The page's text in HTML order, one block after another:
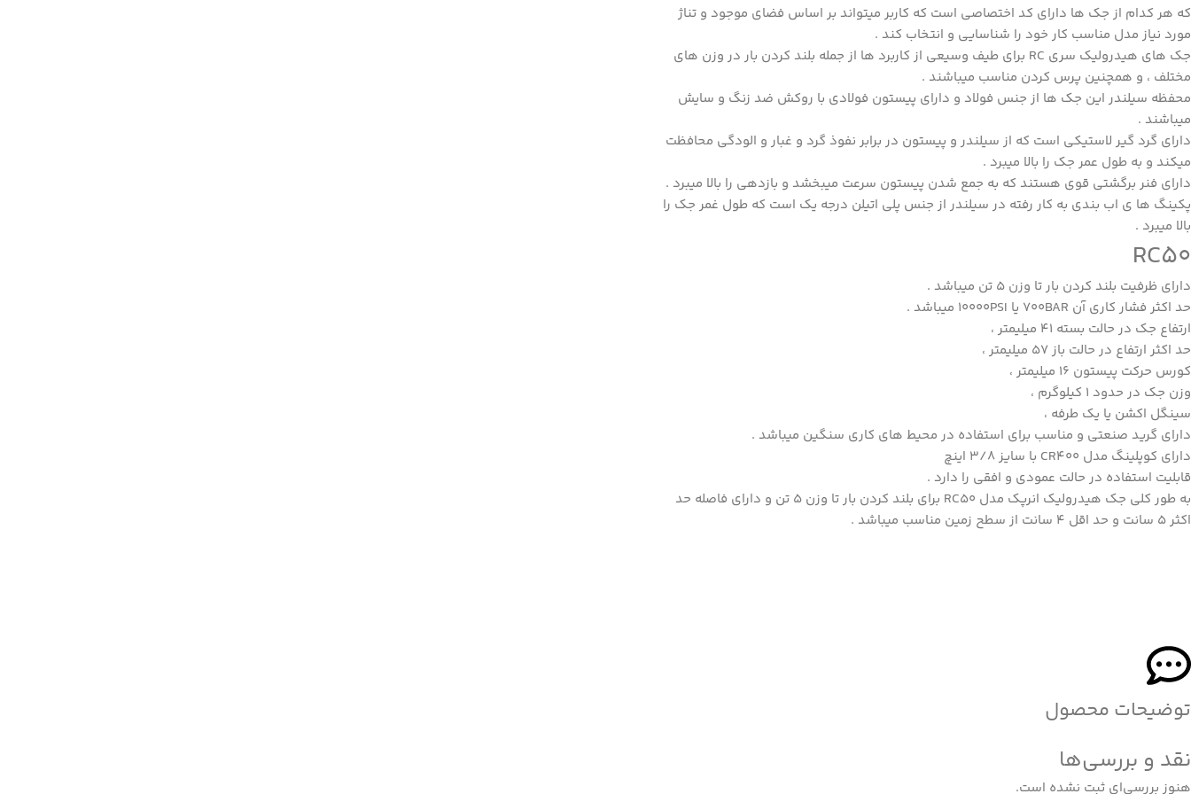
که هر کدام از جک ها دارای کد اختصاصی است که کاربر میتواند بر اساس فضای موجود و تناژ
مورد نیاز مدل مناسب کار خود را شناسایی و انتخاب کند .
جک های هیدرولیک سری RC برای طیف وسیعی از کاربرد ها از جمله بلند کردن بار در وزن های
مختلف ، و همچنین پرس کردن مناسب میباشند .
محفظه سیلندر این جک ها از جنس فولاد و دارای پیستون فولادی با روکش ضد زنگ و سایش
میباشند .
دارای گرد گیر لاستیکی است که از سیلندر و پیستون در برابر نفوذ گرد و غبار و الودگی محافظت
میکند و به طول عمر جک را بالا میبرد .
دارای فنر برگشتی قوی هستند که به جمع شدن پیستون سرعت میبخشد و بازدهی را بالا میبرد .
پکینگ ها ی اب بندی به کار رفته در سیلندر از جنس پلی اتیلن درجه یک است که طول غمر جک را
بالا میبرد .
RC50
دارای ظرفیت بلند کردن بار تا وزن 5 تن میباشد .
حد اکثر فشار کاری آن 700BAR یا 10000PSI میباشد .
ارتفاع جک در حالت بسته 41 میلیمتر ،
حد اکثر ارتفاع در حالت باز 57 میلیمتر ،
کورس حرکت پیستون 16 میلیمتر ،
وزن جک در حدود 1 کیلوگرم ،
سینگل اکشن یا یک طرفه ،
دارای گرید صنعتی و مناسب برای استفاده در محیط های کاری سنگین میباشد .
دارای کوپلینگ مدل CR400 با سایز 3/8 اینچ
قابلیت استفاده در حالت عمودی و افقی را دارد .
به طور کلی جک هیدرولیک انرپک مدل RC50 برای بلند کردن بار تا وزن 5 تن و دارای فاصله حد
اکثر 5 سانت و حد اقل 4 سانت از سطح زمین مناسب میباشد .
توضیحات محصول
نقد و بررسی‌ها
هنوز بررسی‌ای ثبت نشده است.